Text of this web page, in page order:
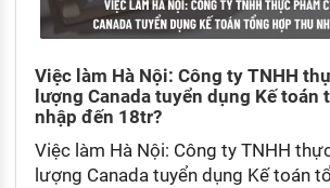
Việc làm Hà Nội: Công ty TNHH
lượng Canada tuyển dụng Kế toán
nhập đến 18tr?
Việc làm Hà Nội: Công ty TNHH
lượng Canada tuyển dụng Kế toán